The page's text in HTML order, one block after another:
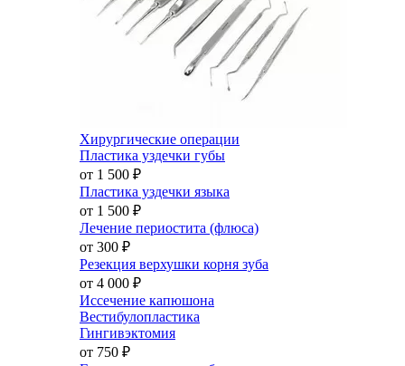
Хирургические операции
Пластика уздечки губы
от 1 500 ₽
Пластика уздечки языка
от 1 500 ₽
Лечение периостита (флюса)
от 300 ₽
Резекция верхушки корня зуба
от 4 000 ₽
Иссечение капюшона
Вестибулопластика
Гингивэктомия
от 750 ₽